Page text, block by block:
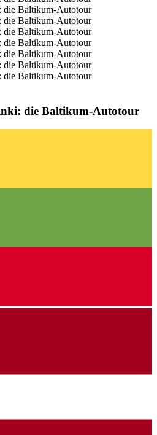
die Baltikum-Autotour